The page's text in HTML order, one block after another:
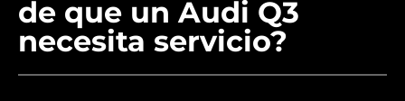
de que un Audi Q3
necesita servicio?